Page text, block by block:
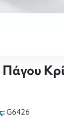
G6426